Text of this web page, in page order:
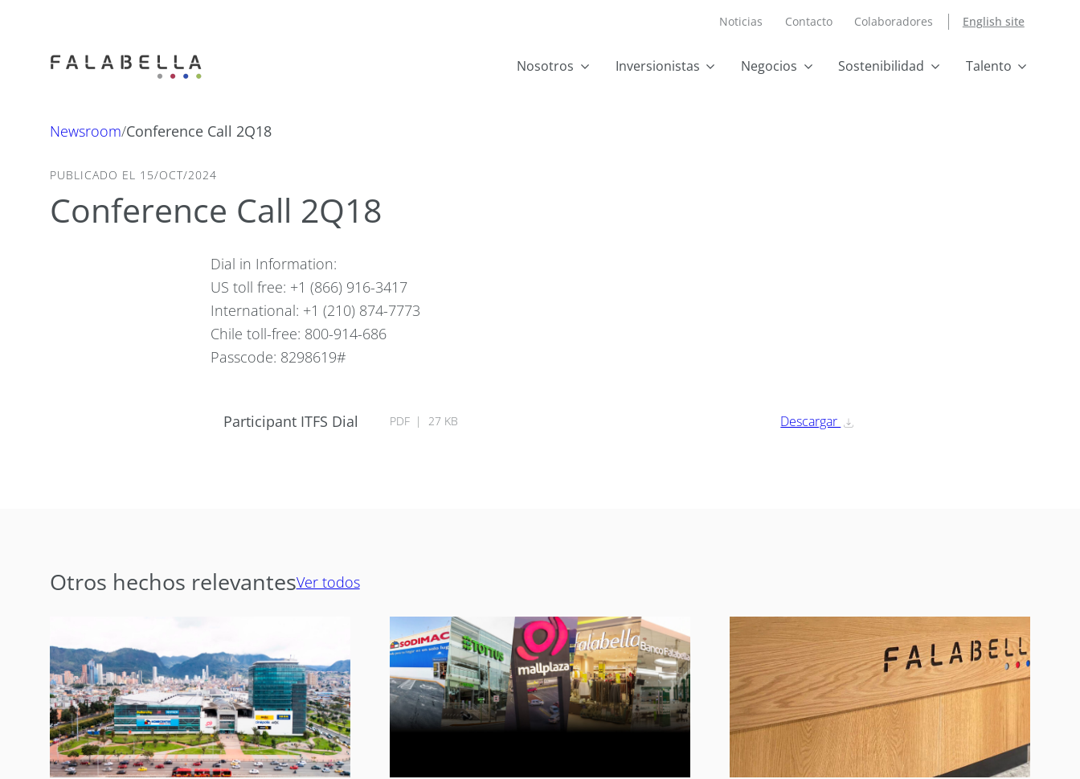
Noticias Contacto Colaboradores English site
Nosotros Inversionistas Negocios Sostenibilidad Talento
Newsroom/Conference Call 2Q18
PUBLICADO EL 15/OCT/2024
Conference Call 2Q18
Dial in Information:
US toll free: +1 (866) 916-3417
International: +1 (210) 874-7773
Chile toll-free: 800-914-686
Passcode: 8298619#
Participant ITFS Dial PDF 27 KB Descargar
Otros hechos relevantesVer todos